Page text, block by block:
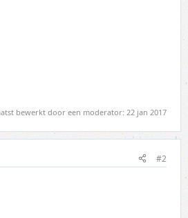
bewerkt door een moderator: 22 jan 2017
#2